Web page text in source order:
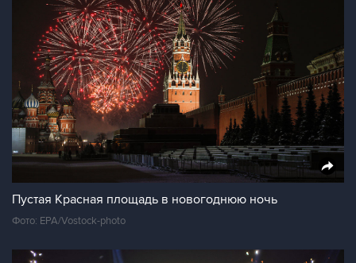
Пустая Красная площадь в новогоднюю ночь
Фото: EPA/Vostock-photo